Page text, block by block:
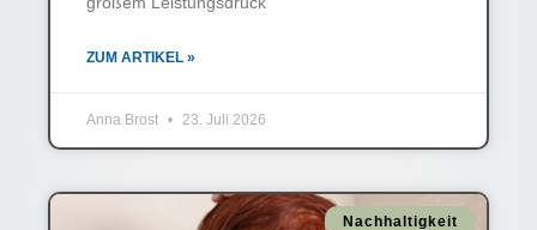
ZUM ARTIKEL »
Anna Brost 23. Juli 2026
Nachhaltigkeit